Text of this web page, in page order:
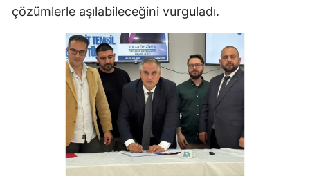
çözümlerle aşılabileceğini vurguladı.